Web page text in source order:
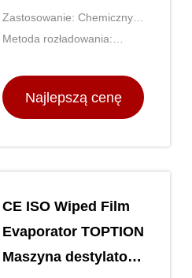
eterycznego z 1 l
zbiornikiem ze
Zastosowanie: Chemiczny,
farmaceutyczny, spożywczy
Metoda rozładowania:
Najlepszą cenę
CE ISO Wiped Film
Evaporator TOPTION
Maszyna destylator